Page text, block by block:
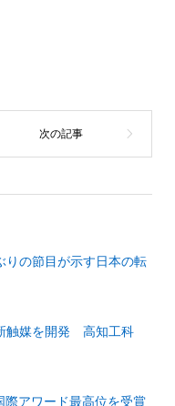
の節目が示す日本の転
触媒を開発 高知工科
際アワード最高位を受賞